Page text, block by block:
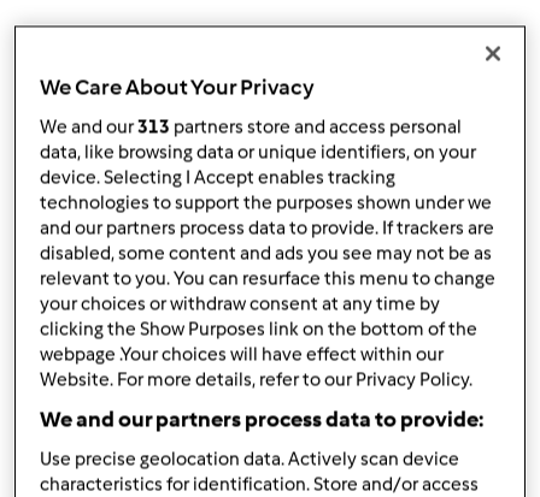
silvia giorgi Iscritto : 16.01.2014
Mer, 12/13/2017 - 11:18
Complimenti Ammila!
In cima
Accedio registratiper poter commentare
We Care About Your Privacy
We and our313 partners store and access personal
data, like browsing data or unique identifiers, on your
device. Selecting I Accept enables tracking
technologies to support the purposes shown under we
and our partners process data to provide. If trackers are
disabled, some content and ads you see may not be as
relevant to you. You can resurface this menu to change
your choices or withdraw consent at any time by
clicking the Show Purposes link on the bottom of the
webpage .Your choices will have effect within our
Website. For more details, refer to our Privacy Policy.
We and our partners process data to provide:
Use precise geolocation data. Actively scan device
characteristics for identification. Store and/or access